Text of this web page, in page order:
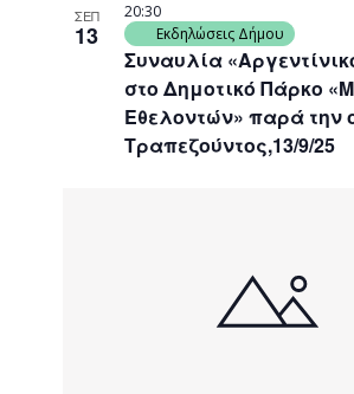
ΣΕΠ
13
Συναυλία
στο Δημοτικό Πάρκο
Εθελοντών» παρά την
Τραπεζούντος,13/9/25
20:30
Εκδηλώσεις Δήμου